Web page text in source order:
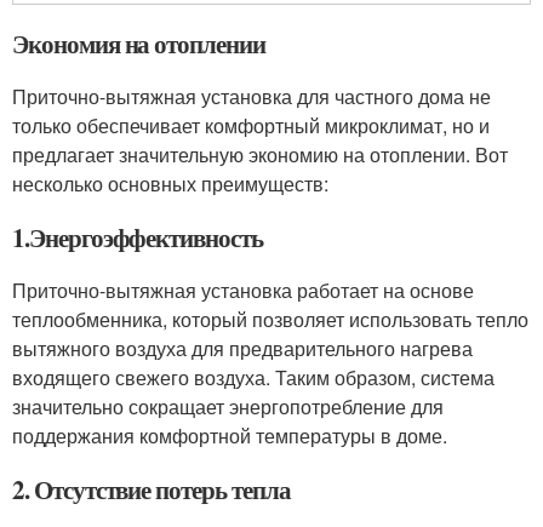
Экономия на отоплении
Приточно-вытяжная установка для частного дома не
только обеспечивает комфортный микроклимат, но и
предлагает значительную экономию на отоплении. Вот
несколько основных преимуществ:
1.Энергоэффективность
Приточно-вытяжная установка работает на основе
теплообменника, который позволяет использовать тепло
вытяжного воздуха для предварительного нагрева
входящего свежего воздуха. Таким образом, система
значительно сокращает энергопотребление для
поддержания комфортной температуры в доме.
2. Отсутствие потерь тепла